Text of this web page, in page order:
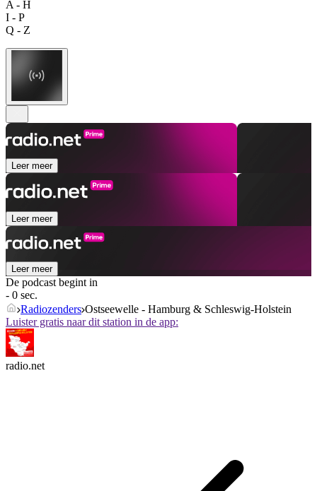
A - H
I - P
Q - Z
Leer meer
Leer meer
Leer meer
De podcast begint in
- 0 sec.
Radiozenders Ostseewelle - Hamburg & Schleswig-Holstein
Luister gratis naar dit station in de app:
radio.net